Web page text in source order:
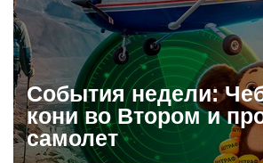
События недели:
кони во Втором и
самолет